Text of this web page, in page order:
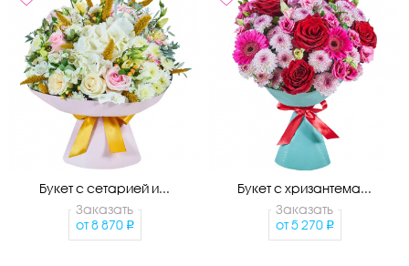
Букет с сетарией и...
Заказать
от 8 870
Букет с хризантема...
Заказать
от 5 270